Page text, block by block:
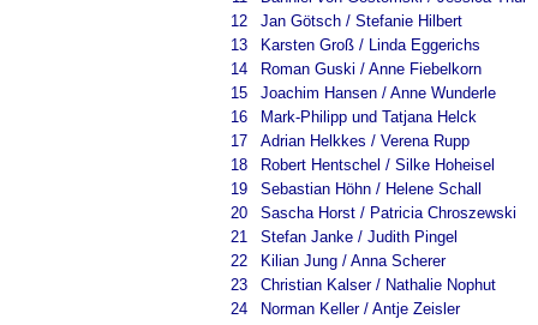
12
Jan Götsch / Stefanie Hilbert
13
Karsten Groß / Linda Eggerichs
14
Roman Guski / Anne Fiebelkorn
15
Joachim Hansen / Anne Wunderle
16
Mark-Philipp und Tatjana Helck
17
Adrian Helkkes / Verena Rupp
18
Robert Hentschel / Silke Hoheisel
19
Sebastian Höhn / Helene Schall
20
Sascha Horst / Patricia Chroszewski
21
Stefan Janke / Judith Pingel
22
Kilian Jung / Anna Scherer
23
Christian Kalser / Nathalie Nophut
24
Norman Keller / Antje Zeisler